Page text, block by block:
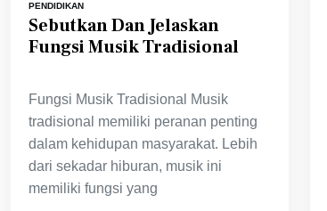
PENDIDIKAN
Sebutkan Dan Jelaskan
Fungsi Musik Tradisional
Fungsi Musik Tradisional Musik
tradisional memiliki peranan penting
dalam kehidupan masyarakat. Lebih
dari sekadar hiburan, musik ini
memiliki fungsi yang